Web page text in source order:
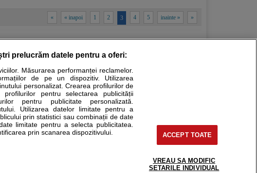
« « inapoi 1 2 3 4 5 inainte » »
Stiri medicale
si educational. Ele nu pot substitui consultul medical direct si
sa consultati fie medicul Dvs., fie unul dintre medicii pe care
support@sfatulmedicului.ro
0374 109 268
prelucrăm datele pentru a oferi:
Măsurarea performanței reclamelor.
de pe un dispozitiv. Utilizarea
personalizat. Crearea profilurilor de
profilurilor pentru selectarea publicității
pentru publicitate personalizată.
Utilizarea datelor limitate pentru a
prin statistici sau combinații de date
limitate pentru a selecta publicitatea.
prin scanarea dispozitivului.
ACCEPT TOATE
VREAU SA MODIFIC
SETARILE INDIVIDUAL